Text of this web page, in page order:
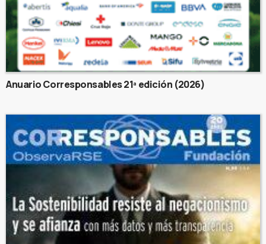
Anuario Corresponsables 21ª edición (2026)